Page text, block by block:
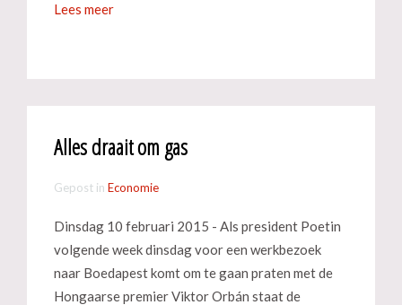
Lees meer
Alles draait om gas
Gepost in Economie
Dinsdag 10 februari 2015 - Als president Poetin
volgende week dinsdag voor een werkbezoek
naar Boedapest komt om te gaan praten met de
Hongaarse premier Viktor Orbán staat de